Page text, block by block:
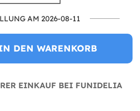
AM 2026-08-11
DEN WARENKORB
EINKAUF BEI FUNIDELIA